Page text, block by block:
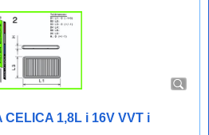
CELICA 1,8L i 16V VVT i